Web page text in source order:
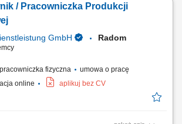
bieżąca kontrola stanu technicznego
ewentualnych usterek, dbanie o powierzony
/ Pracowniczka Produkcji
GmbH Radom
fizyczna
umowa o pracę
online aplikuj bez CV